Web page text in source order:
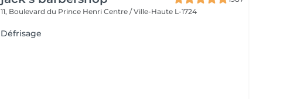
11, Boulevard du Prince HenriCentre / Ville-Haute L-1724
Défrisage